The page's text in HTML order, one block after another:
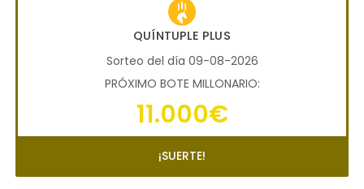
QUÍNTUPLE PLUS
Sorteo del día 09-08-2026
PRÓXIMO BOTE MILLONARIO:
11.000€
¡SUERTE!